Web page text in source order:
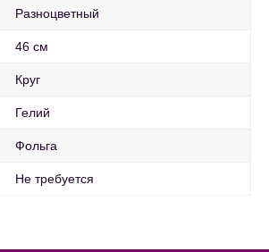
Разноцветный
46 см
Круг
Гелий
Фольга
Не требуется